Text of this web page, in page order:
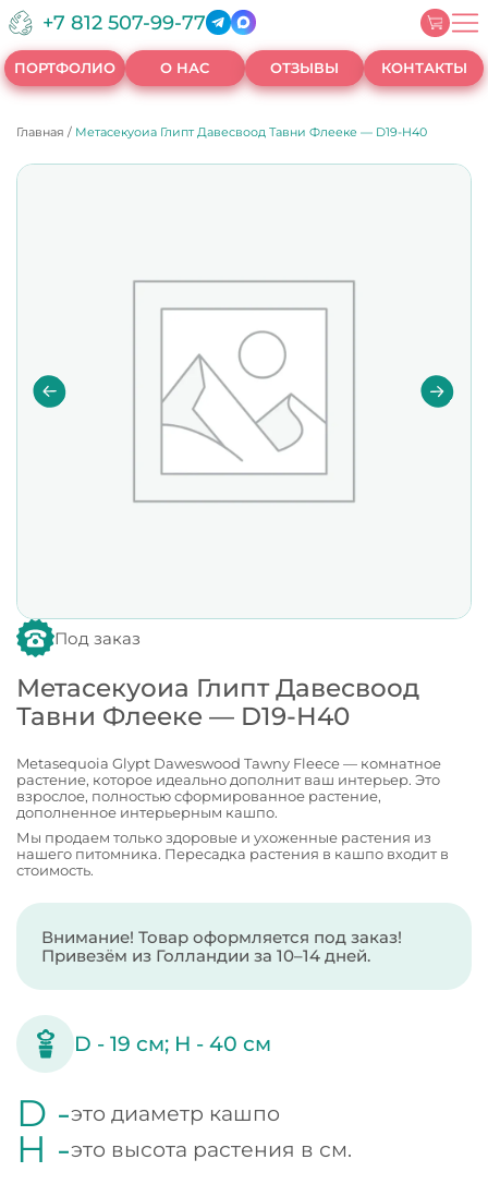
+7 812 507-99-77
ПОРТФОЛИО О НАС ОТЗЫВЫ КОНТАКТЫ
Главная / Метасекуоиа Глипт Давесвоод Тавни Флееке — D19-H40
Под заказ
Метасекуоиа Глипт Давесвоод
Тавни Флееке — D19-H40
Metasequoia Glypt Daweswood Tawny Fleece — комнатное
растение, которое идеально дополнит ваш интерьер. Это
взрослое, полностью сформированное растение,
дополненное интерьерным кашпо.
Мы продаем только здоровые и ухоженные растения из
нашего питомника. Пересадка растения в кашпо входит в
стоимость.
Внимание! Товар оформляется под заказ!
Привезём из Голландии за 10–14 дней.
D -19 см; H -40 см
D -это диаметр кашпо
H -это высота растения в см.